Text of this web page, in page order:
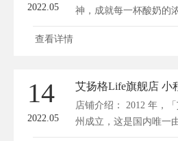
2022.05
神，成就每一杯酸奶的
查看详情
14
2022.05
艾扬格Life旗舰店 小
店铺介绍： 2012 年，
州成立，这是国内唯一